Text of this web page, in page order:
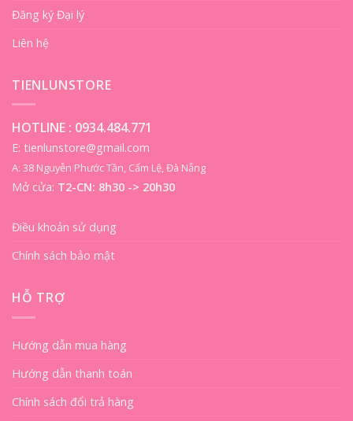
Đăng ký Đại lý
Liên hệ
TIENLUNSTORE
HOTLINE : 0934.484.771
E: tienlunstore@gmail.com
A: 38 Nguyễn Phước Tần, Cẩm Lệ, Đà Nẵng
Mở cửa: T2-CN: 8h30 -> 20h30
Điều khoản sử dụng
Chính sách bảo mật
HỖ TRỢ
Hướng dẫn mua hàng
Hướng dẫn thanh toán
Chính sách đổi trả hàng